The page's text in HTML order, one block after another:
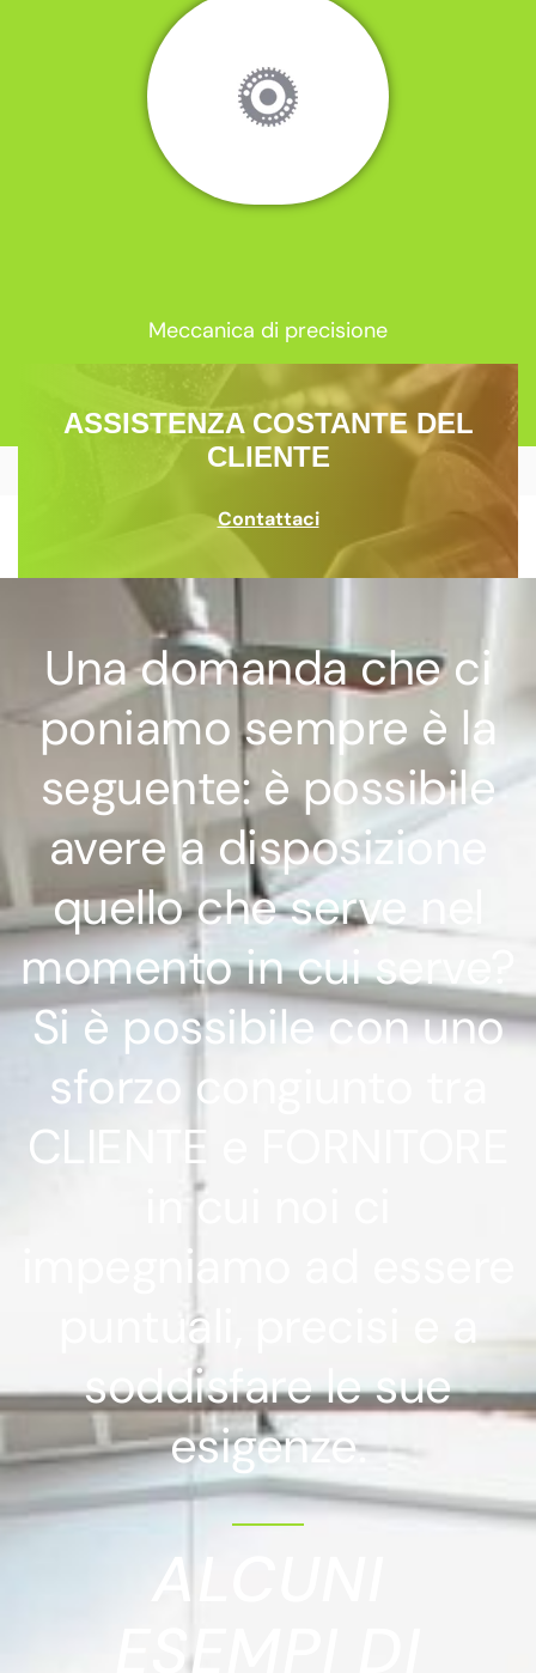
Meccanica di precisione
ASSISTENZA COSTANTE DEL
CLIENTE
Contattaci
Una domanda che ci
poniamo sempre è la
seguente: è possibile
avere a disposizione
quello che serve nel
momento in cui serve?
Si è possibile con uno
sforzo congiunto tra
CLIENTE e FORNITORE
in cui noi ci
impegniamo ad essere
puntuali, precisi e a
soddisfare le sue
esigenze.
ALCUNI
ESEMPI DI